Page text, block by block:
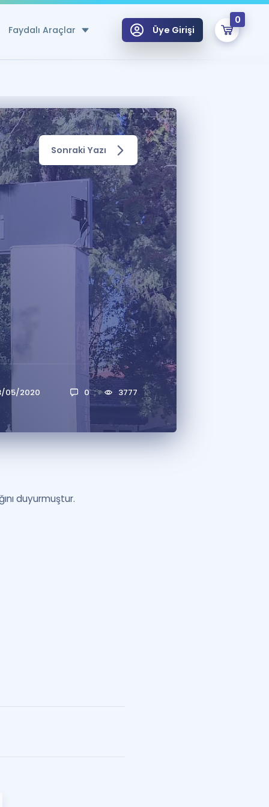
Faydalı Araçlar
Özel Sözlük
Hesaplama Aracı
için Öneriler
Tek Takvimde
Fırsatlar
Sınavlarla İlgili Haberler
Konu Anlatımı
Üye Girişi
0
Şifremi Hatırlamıyorum
ÜYE DEĞİLİM
Sepetin Şu An Boş.
Hoca ile seni sınava hazırlayacak onlarca eğitim seni bekliyor!
Sonraki Yazı
05/2020 0 3777
duyurmuştur.